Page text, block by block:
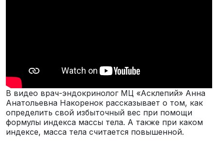
В видео врач-эндокринолог МЦ «Асклепий» Анна
Анатольевна Накоренок рассказывает о том, как
определить свой избыточный вес при помощи
формулы индекса массы тела. А также при каком
индексе, масса тела считается повышенной.